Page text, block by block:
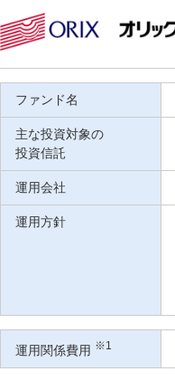
ファンド名
主な投資対象の
投資信託
運用会社
運用方針
運用関係費用 ※1